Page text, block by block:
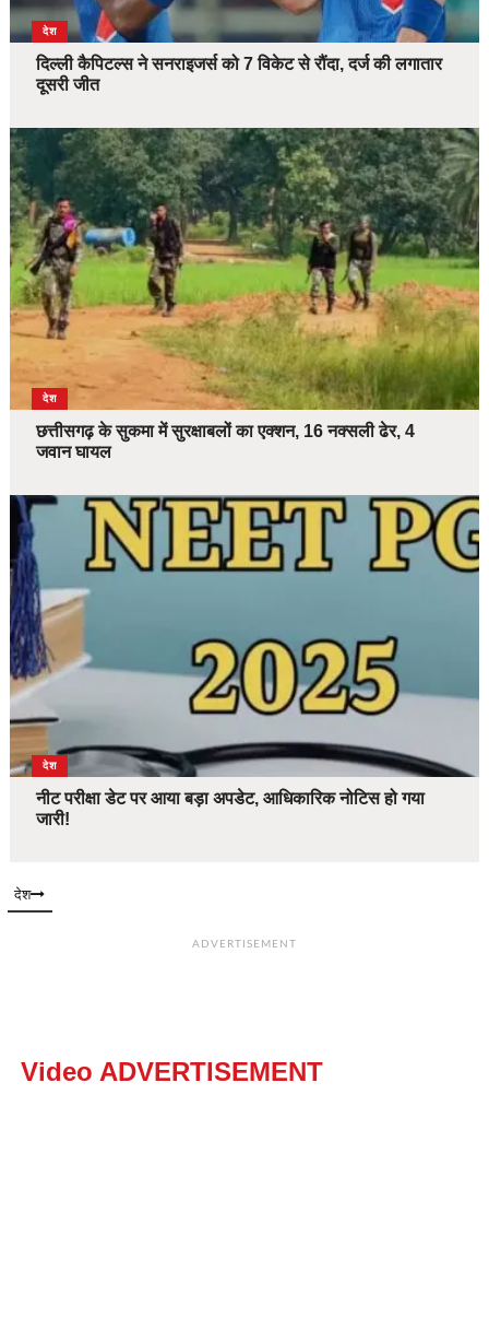
देश
दिल्ली कैपिटल्स ने सनराइजर्स को 7 विकेट से रौंदा, दर्ज की लगातार
दूसरी जीत
देश
छत्तीसगढ़ के सुकमा में सुरक्षाबलों का एक्शन, 16 नक्सली ढेर, 4
जवान घायल
देश
नीट परीक्षा डेट पर आया बड़ा अपडेट, आधिकारिक नोटिस हो गया
जारी!
देश
ADVERTISEMENT
Video ADVERTISEMENT